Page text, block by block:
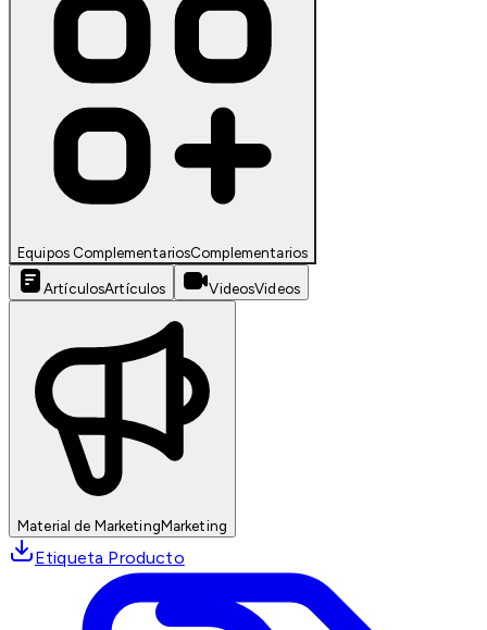
Equipos ComplementariosComplementarios
ArtículosArtículos VideosVideos
Material de MarketingMarketing
Etiqueta Producto